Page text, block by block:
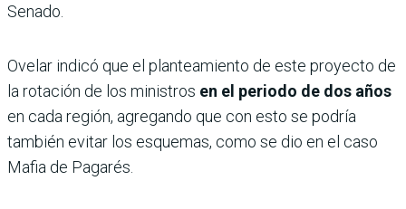
Senado.
Ovelar indicó que el planteamiento de este proyecto de
la rotación de los ministros en el periodo de dos años
en cada región, agregando que con esto se podría
también evitar los esquemas, como se dio en el caso
Mafia de Pagarés.